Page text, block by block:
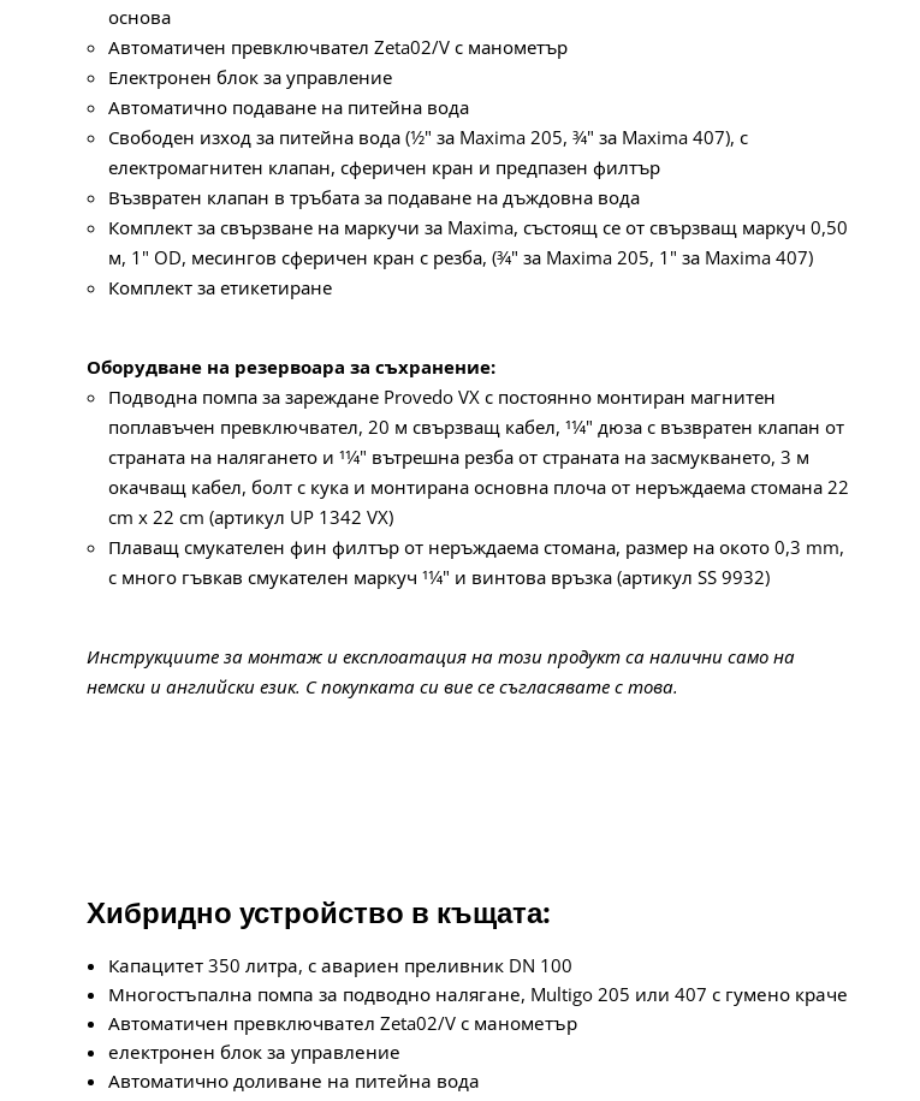
основа
Автоматичен превключвател Zeta02/V с манометър
Електронен блок за управление
Автоматично подаване на питейна вода
Свободен изход за питейна вода (1⁄2" за Maxima 205, 3⁄4" за Maxima 407), с
електромагнитен клапан, сферичен кран и предпазен филтър
Възвратен клапан в тръбата за подаване на дъждовна вода
Комплект за свързване на маркучи за Maxima, състоящ се от свързващ маркуч 0,50
м, 1" OD, месингов сферичен кран с резба, (3⁄4" за Maxima 205, 1" за Maxima 407)
Комплект за етикетиране
Оборудване на резервоара за съхранение:
Подводна помпа за зареждане Provedo VX с постоянно монтиран магнитен
поплавъчен превключвател, 20 м свързващ кабел, 11⁄4" дюза с възвратен клапан от
страната на налягането и 11⁄4" вътрешна резба от страната на засмукването, 3 м
окачващ кабел, болт с кука и монтирана основна плоча от неръждаема стомана 22
cm x 22 cm (артикул UP 1342 VX)
Плаващ смукателен фин филтър от неръждаема стомана, размер на окото 0,3 mm,
с много гъвкав смукателен маркуч 11⁄4" и винтова връзка (артикул SS 9932)
Инструкциите за монтаж и експлоатация на този продукт са налични само на
немски и английски език. С покупката си вие се съгласявате с това.
Хибридно устройство в къщата:
Капацитет 350 литра, с авариен преливник DN 100
Многостъпална помпа за подводно налягане, Multigo 205 или 407 с гумено краче
Автоматичен превключвател Zeta02/V с манометър
електронен блок за управление
Автоматично доливане на питейна вода